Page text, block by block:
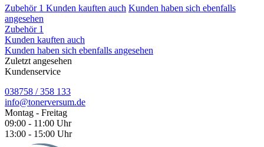
Zubehör 1 Kunden kauften auch Kunden haben sich ebenfalls
angesehen
Zubehör 1
Kunden kauften auch
Kunden haben sich ebenfalls angesehen
Zuletzt angesehen
Kundenservice
038758 / 358 133
info@tonerversum.de
Montag - Freitag
09:00 - 11:00 Uhr
13:00 - 15:00 Uhr